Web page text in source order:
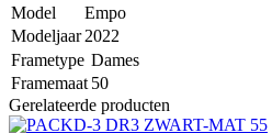
Model
Empo
Modeljaar 2022
Frametype Dames
Framemaat 50
Gerelateerde producten